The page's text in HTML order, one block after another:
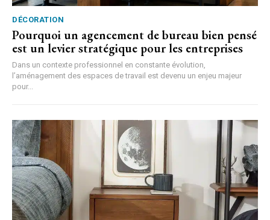
DÉCORATION
Pourquoi un agencement de bureau bien pensé
est un levier stratégique pour les entreprises
Dans un contexte professionnel en constante évolution,
l’aménagement des espaces de travail est devenu un enjeu majeur
pour...